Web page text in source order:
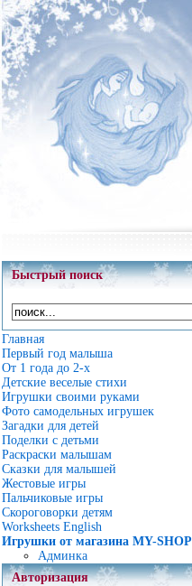
Быстрый поиск
Главная
Первый год малыша
От 1 года до 2-х
Детские веселые стихи
Игрушки своими руками
Фото самодельных игрушек
Загадки для детей
Поделки с детьми
Раскраски малышам
Сказки для малышей
Жестовые игры
Пальчиковые игры
Скороговорки детям
Worksheets English
Игрушки от магазина MY-SHOP
Админка
Авторизация